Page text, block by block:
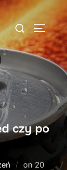
Search
for:
czy po
on Posted
20